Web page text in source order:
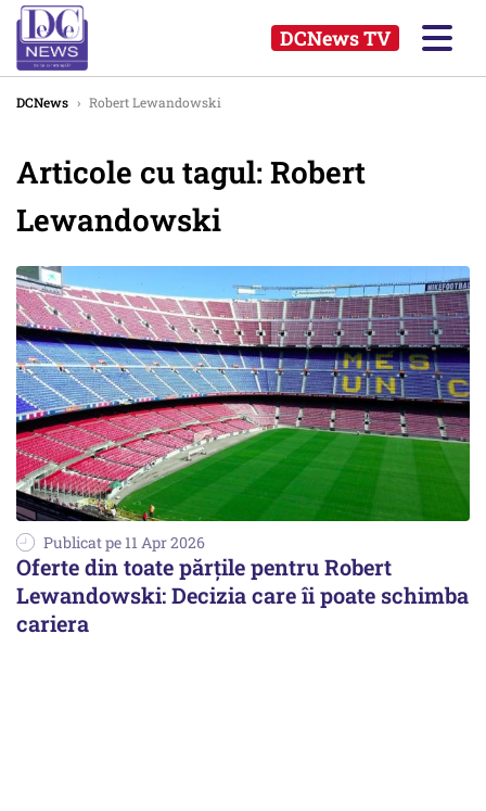
DCNews TV
DCNews › Robert Lewandowski
Articole cu tagul: Robert
Lewandowski
Publicat pe 11 Apr 2026
Oferte din toate părțile pentru Robert
Lewandowski: Decizia care îi poate schimba
cariera